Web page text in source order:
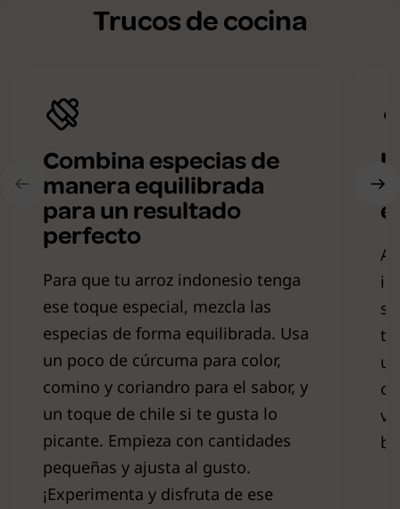
Trucos de cocina
Combina especias de
manera equilibrada
para un resultado
perfecto
Para que tu arroz indonesio tenga
ese toque especial, mezcla las
especias de forma equilibrada. Usa
un poco de cúrcuma para color,
comino y coriandro para el sabor, y
un toque de chile si te gusta lo
picante. Empieza con cantidades
pequeñas y ajusta al gusto.
¡Experimenta y disfruta de ese